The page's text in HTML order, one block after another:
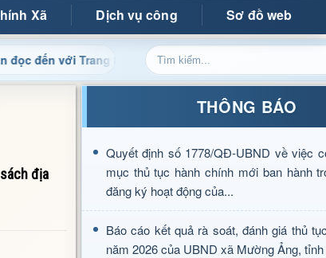
Xã Dịch vụ công Sơ đồ web
Trang thông tin điện tử xã Mường Ảng
địa
THÔNG BÁO
Quyết định số 1778/QĐ-UBND về việc
mục thủ tục hành chính mới ban hành
đăng ký hoạt động của...
Báo cáo kết quả rà soát, đánh giá thủ
năm 2026 của UBND xã Mường Ảng,